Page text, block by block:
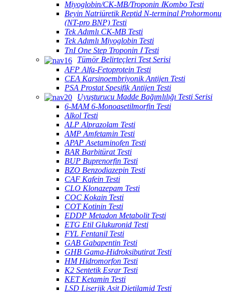
Miyoglobin/CK-MB/Troponin ⅠKombo Testi
Beyin Natriüretik Reptid N-terminal Prohormonu
(NT-pro BNP) Testi
Tek Adımlı CK-MB Testi
Tek Adımlı Miyoglobin Testi
TnI One Step Troponin Ⅰ Testi
Tümör Belirteçleri Test Serisi
AFP Alfa-Fetoprotein Testi
CEA Karsinoembriyonik Antijen Testi
PSA Prostat Spesifik Antijen Testi
Uyuşturucu Madde Bağımlılığı Testi Serisi
6-MAM 6-Monoasetilmorfin Testi
Alkol Testi
ALP Alprazolam Testi
AMP Amfetamin Testi
APAP Asetaminofen Testi
BAR Barbitürat Testi
BUP Buprenorfin Testi
BZO Benzodiazepin Testi
CAF Kafein Testi
CLO Klonazepam Testi
COC Kokain Testi
COT Kotinin Testi
EDDP Metadon Metabolit Testi
ETG Etil Glukuronid Testi
FYL Fentanil Testi
GAB Gabapentin Testi
GHB Gama-Hidroksibutirat Testi
HM Hidromorfon Testi
K2 Sentetik Esrar Testi
KET Ketamin Testi
LSD Liserjik Asit Dietilamid Testi